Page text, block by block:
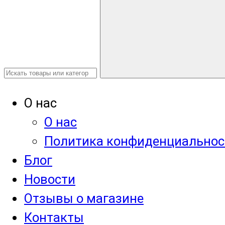
О нас
О нас
Политика
Блог
Новости
Отзывы о магазине
Контакты